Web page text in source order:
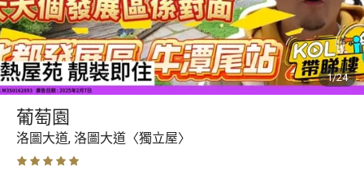
豪宅報告
豪宅資訊
更多樓盤
1/24
葡萄園
洛圖大道, 洛圖大道〈獨立屋〉